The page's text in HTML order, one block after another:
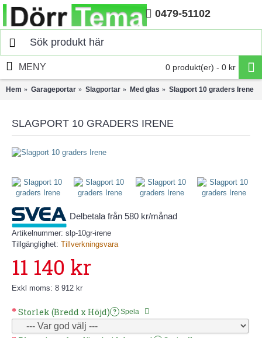
Hem 0479-51102
0 produkt(er) - 0 kr
MENY
Hem Garageportar Slagportar Med glas Slagport 10 graders Irene
SLAGPORT 10 GRADERS IRENE
Delbetala från 580 kr/månad
Artikelnummer: slp-10gr-irene
Tillgänglighet: Tillverkningsvara
11 140 kr
Exkl moms: 8 912 kr
Storlek (Bredd x Höjd) ? Spela